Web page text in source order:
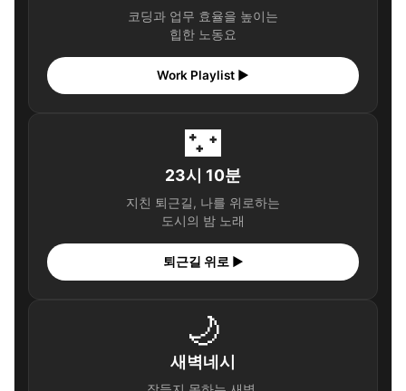
코딩과 업무 효율을 높이는
힙한 노동요
Work Playlist ▶
🌃
23시 10분
지친 퇴근길, 나를 위로하는
도시의 밤 노래
퇴근길 위로 ▶
🌙
새벽네시